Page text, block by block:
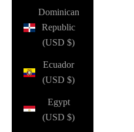
Dominican
Republic
(USD $)
Ecuador
(USD $)
Egypt
(USD $)